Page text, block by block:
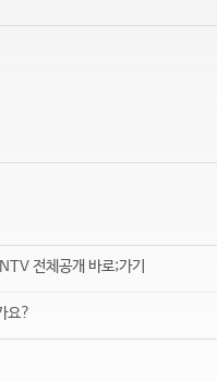
전체공개 바로;가기
요?